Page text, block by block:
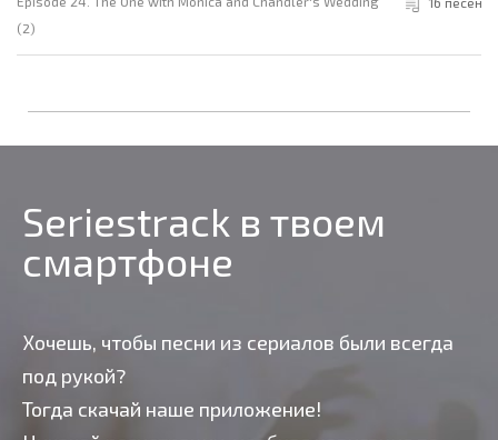
(2)
Seriestrack в твоем
смартфоне
Хочешь, чтобы песни из сериалов были всегда
под рукой?
Тогда скачай наше приложение!